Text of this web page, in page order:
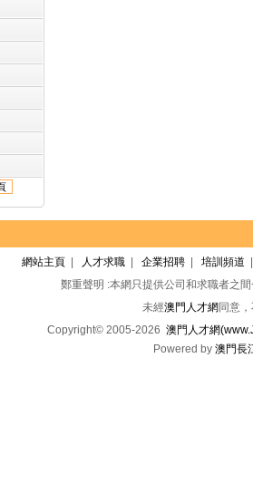
網站主頁 人才求職 企業招聘 培訓頻道
鄭重聲明 :本網只提供公司和求職者之
未經澳門人才網 同意
Copyright© 2005-2026 澳門人才網
Powered by 澳門長